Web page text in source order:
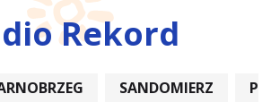
Rekord
SANDOMIERZ